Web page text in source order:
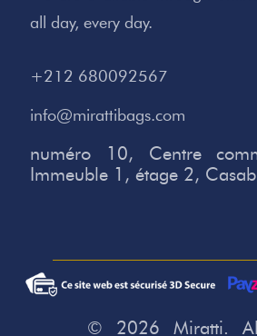
all day, every day.
+212 680092567
info@mirattibags.com
numéro 10, Centre
Immeuble 1, étage 2,
© 2026 Miratti.